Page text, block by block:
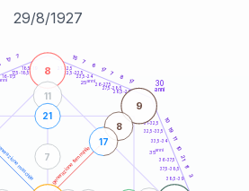
29/8/1927
maschile generazione femminile
30
anni
16-17,5
17,5-18,5
18,5-19 21-22,5
22,5-23,5
23,5-24
26-27,5
27,5-28,5
28,5-29
31-32,5
32,5-33,5
33,5-34
36-37,5
37,5-38,5
38,5-39
17
7 15
7
6
17
7
8
17
10
19
11
10
21
11
3
8
9
11
21
7
8
17
25anni
35anni